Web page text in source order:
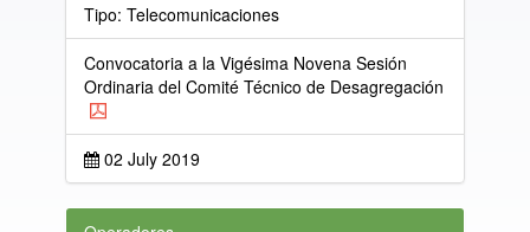
Tipo: Telecomunicaciones
Convocatoria a la Vigésima Novena Sesión
Ordinaria del Comité Técnico de Desagregación
02 July 2019